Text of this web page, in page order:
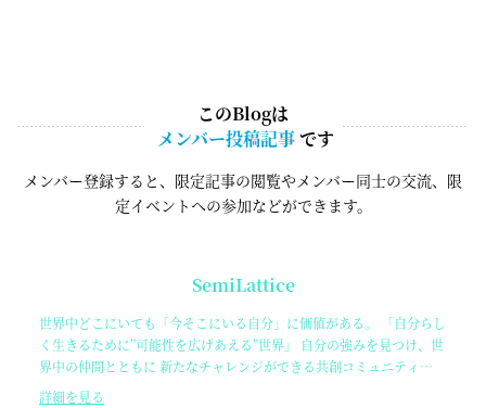
このBlogは
メンバー投稿記事です
メンバー登録すると、限定記事の閲覧やメンバー同士の交流、限
定イベントへの参加などができます。
SemiLattice
世界中どこにいても「今そこにいる自分」に価値がある。 「自分らし
く生きるために”可能性を広げあえる”世界」 自分の強みを見つけ、世
界中の仲間とともに 新たなチャレンジができる共創コミュニティ
「SemiLattice」
詳細を見る